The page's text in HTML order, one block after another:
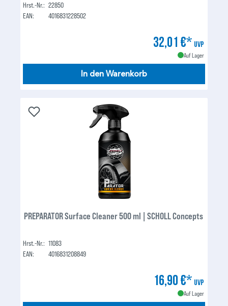
Hrst.-Nr.: 22850
EAN:
4016831228502
32,01 €* UVP
Auf Lager
In den Warenkorb
PREPARATOR Surface Cleaner 500 ml | SCHOLL Concepts
Hrst.-Nr.: 11083
EAN:
4016831208849
16,90 €* UVP
Auf Lager